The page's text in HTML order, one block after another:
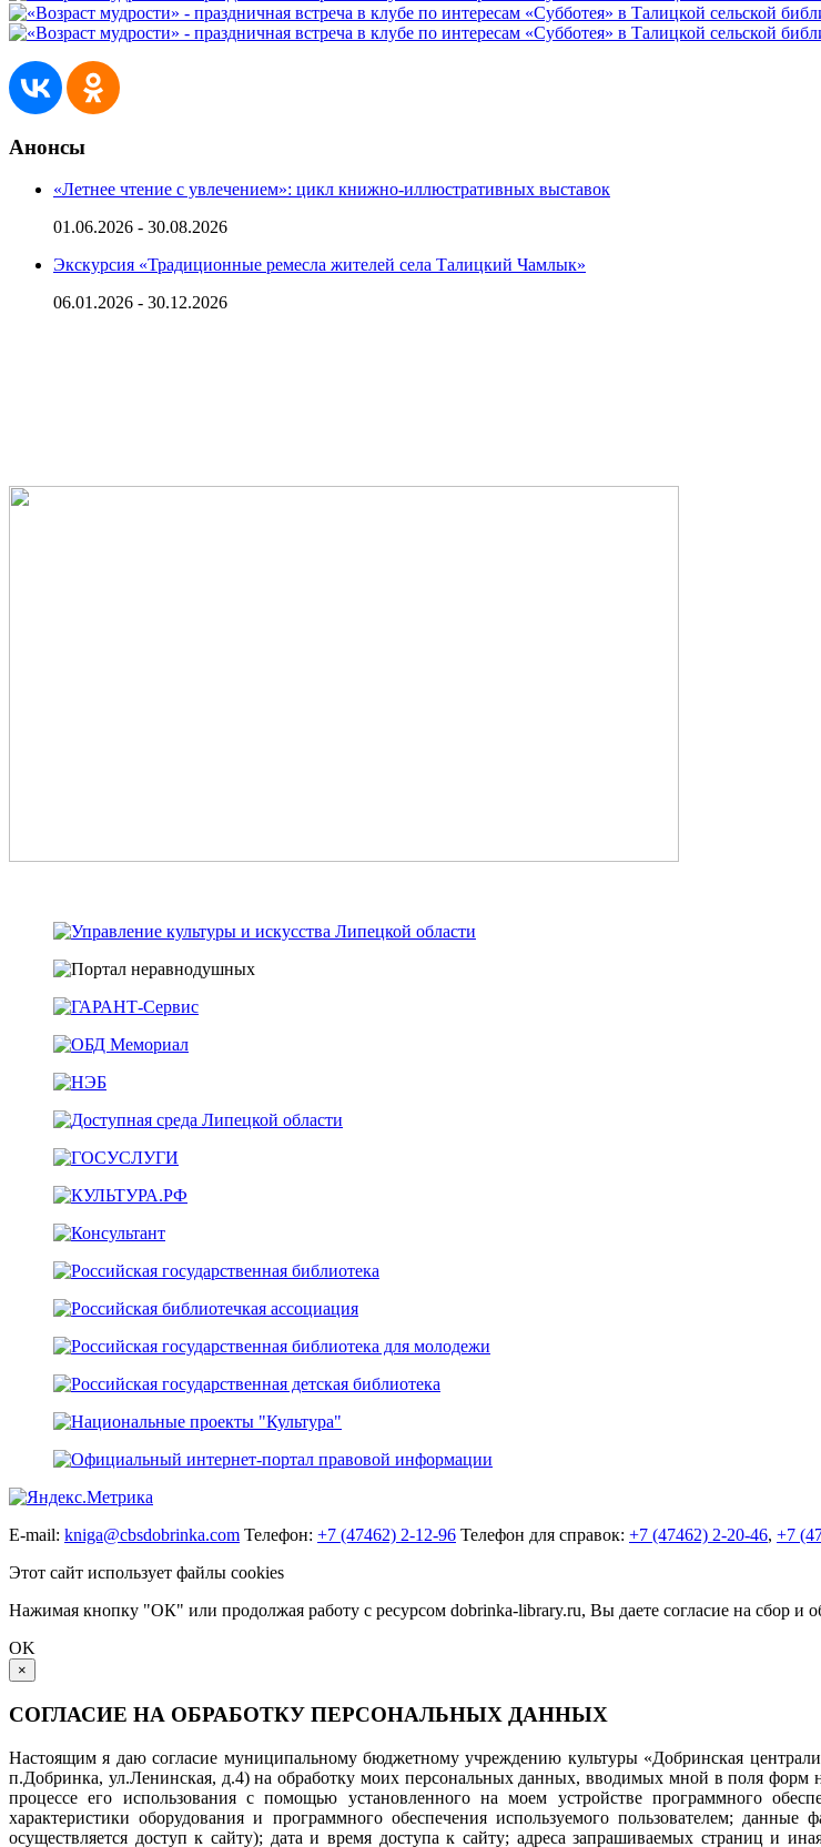
Анонсы
«Летнее чтение с увлечением»: цикл книжно-иллюстративных выставок
01.06.2026 - 30.08.2026
Экскурсия «Традиционные ремесла жителей села Талицкий Чамлык»
06.01.2026 - 30.12.2026
E-mail: kniga@cbsdobrinka.com Телефон: +7 (47462) 2-12-96 Телефон для справок: +7 (47462) 2-20-46, +7
Этот сайт использует файлы cookies
Нажимая кнопку "ОК" или продолжая работу с ресурсом dobrinka-library.ru, Вы даете согласие на сбор и
OK
×
СОГЛАСИЕ НА ОБРАБОТКУ ПЕРСОНАЛЬНЫХ ДАННЫХ
Настоящим я даю согласие муниципальному бюджетному учреждению культуры «Добринская
п.Добринка, ул.Ленинская, д.4) на обработку моих персональных данных, вводимых мной в поля форм
процессе его использования с помощью установленного на моем устройстве программного
характеристики оборудования и программного обеспечения используемого пользователем;
осуществляется доступ к сайту); дата и время доступа к сайту; адреса запрашиваемых страниц и